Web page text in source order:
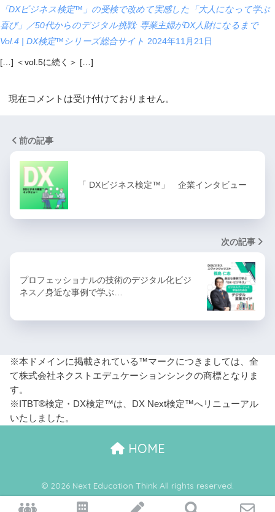
「DXビジネス検定™」の受検で改めて実感した「大人になって学ぶ
喜び」／50代からのデジタル挑戦: 専業主婦がDX人財になるまで
Vol.4 | DX検定™シリーズ総合サイト 2024年11月21日
[…] ＜vol.5に続く＞ […]
現在コメントは受け付けておりません。
前の記事
「 DXビジネス検定™」 企業インタビュー
次の記事
プロフェッショナルの技術のデジタル化ビジ
ネス／身近な事例で学ぶ…
※本ドメインに掲載されている™マークにつきましては、全
て株式会社ネクストエデュケーションシンクの商標となりま
す。
※ITBT®検定・DX検定™は、DX Next検定™へリニューアル
いたしました。
HOME
© 2026 Next Education Think All rights reserved.